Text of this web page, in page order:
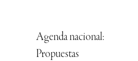
Agenda nacional:
Propuestas